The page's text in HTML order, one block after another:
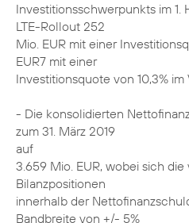
Investitionsschwerpunkts im
LTE-Rollout 252
Mio. EUR mit einer
EUR7 mit einer
Investitionsquote von 10,3% im
- Die konsolidierten
zum 31. März 2019
auf
3.659 Mio. EUR, wobei sich
Bilanzpositionen
innerhalb der
Bandbreite von +/- 5%